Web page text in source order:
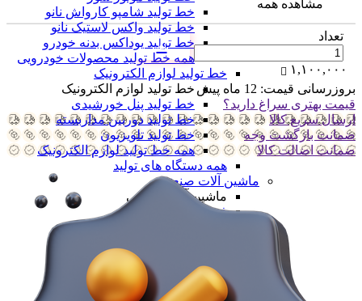
خط تولید شامپو کارواش نانو
خط تولید واکس لاستیک نانو
خط تولید یوداکس بدنه خودرو
همه خط تولید محصولات خودرویی
خط تولید لوازم الکترونیک
خط تولید لوازم الکترونیک
خط تولید پنل خورشیدی
خط تولید دوربین مداربسته
خط تولید تلویزیون
همه خط تولید لوازم الکترونیک
همه دستگاه های تولید
ماشین آلات صنعتی
ماشین آلات صنعتی
فرز cnc
فرز بورینگ cnc
فرز دروازه ای CNC
فرز دنده زنی CNC
مشاهده همه
تعداد
۱,۱۰۰,۰۰۰
بروزرسانی قیمت: 12 ماه پیش
قیمت بهتری سراغ دارید؟
ارسال سریع کالا
ضمانت بازگشت وجه
ضمانت اضالت کالا